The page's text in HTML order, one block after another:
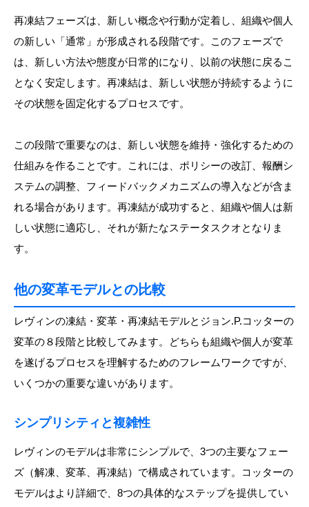
再凍結フェーズは、新しい概念や行動が定着し、組織や個人
の新しい「通常」が形成される段階です。このフェーズで
は、新しい方法や態度が日常的になり、以前の状態に戻るこ
となく安定します。再凍結は、新しい状態が持続するように
その状態を固定化するプロセスです。
この段階で重要なのは、新しい状態を維持・強化するための
仕組みを作ることです。これには、ポリシーの改訂、報酬シ
ステムの調整、フィードバックメカニズムの導入などが含ま
れる場合があります。再凍結が成功すると、組織や個人は新
しい状態に適応し、それが新たなステータスクオとなりま
す。
他の変革モデルとの比較
レヴィンの凍結・変革・再凍結モデルとジョン.P.コッターの
変革の８段階と比較してみます。どちらも組織や個人が変革
を遂げるプロセスを理解するためのフレームワークですが、
いくつかの重要な違いがあります。
シンプリシティと複雑性
レヴィンのモデルは非常にシンプルで、3つの主要なフェー
ズ（解凍、変革、再凍結）で構成されています。コッターの
モデルはより詳細で、8つの具体的なステップを提供してい